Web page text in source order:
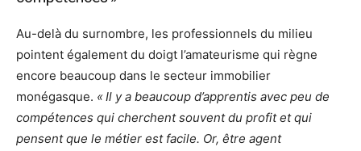
Au-delà du surnombre, les professionnels du milieu
pointent également du doigt l’amateurisme qui règne
encore beaucoup dans le secteur immobilier
monégasque. « Il y a beaucoup d’apprentis avec peu de
compétences qui cherchent souvent du profit et qui
pensent que le métier est facile. Or, être agent